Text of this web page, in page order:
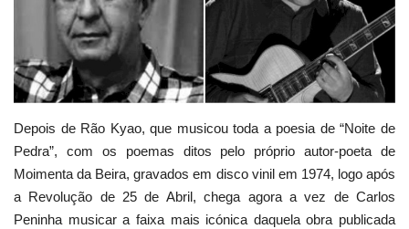
Educação
Estatuto Editorial
Saúde
Ficha técnica
Cultura
Depois de Rão Kyao, que musicou toda a poesia de “Noite de
Pedra”, com os poemas ditos pelo próprio autor-poeta de
Moimenta da Beira, gravados em disco vinil em 1974, logo após
a Revolução de 25 de Abril, chega agora a vez de Carlos
Peninha musicar a faixa mais icónica daquela obra publicada